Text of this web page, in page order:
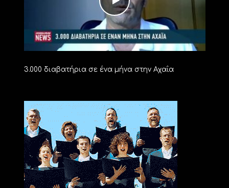
3.000 διαβατήρια σε ένα μήνα στην Αχαΐα